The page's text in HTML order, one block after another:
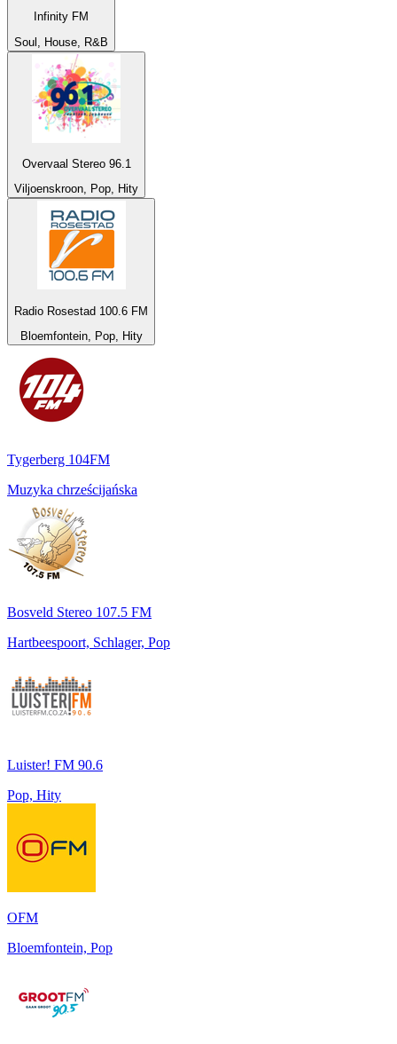
Infinity FM
Soul, House, R&B
Overvaal Stereo 96.1
Viljoenskroon, Pop, Hity
Radio Rosestad 100.6 FM
Bloemfontein, Pop, Hity
Tygerberg 104FM
Muzyka chrześcijańska
Bosveld Stereo 107.5 FM
Hartbeespoort, Schlager, Pop
Luister! FM 90.6
Pop, Hity
OFM
Bloemfontein, Pop